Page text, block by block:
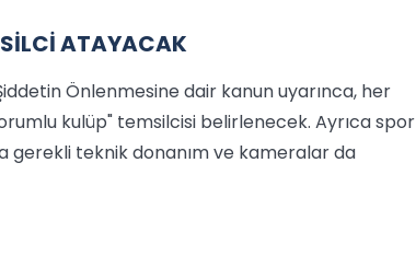
ATAYACAK
Önlenmesine dair kanun uyarınca, her
kulüp" temsilcisi belirlenecek. Ayrıca spor
gerekli teknik donanım ve kameralar da